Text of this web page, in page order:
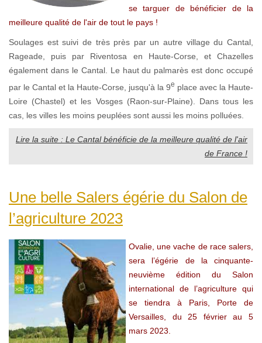
se targuer de bénéficier de la
meilleure qualité de l'air de tout le pays !
Soulages est suivi de très près par un autre village du Cantal,
Rageade, puis par Riventosa en Haute-Corse, et Chazelles
également dans le Cantal. Le haut du palmarès est donc occupé
par le Cantal et la Haute-Corse, jusqu'à la 9e place avec la Haute-
Loire (Chastel) et les Vosges (Raon-sur-Plaine). Dans tous les
cas, les villes les moins peuplées sont aussi les moins polluées.
Lire la suite : Le Cantal bénéficie de la meilleure qualité de l'air
de France !
Une belle Salers égérie du Salon de
l’agriculture 2023
Ovalie, une vache de race salers,
sera l’égérie de la cinquante-
neuvième édition du Salon
international de l’agriculture qui
se tiendra à Paris, Porte de
Versailles, du 25 février au 5
mars 2023.